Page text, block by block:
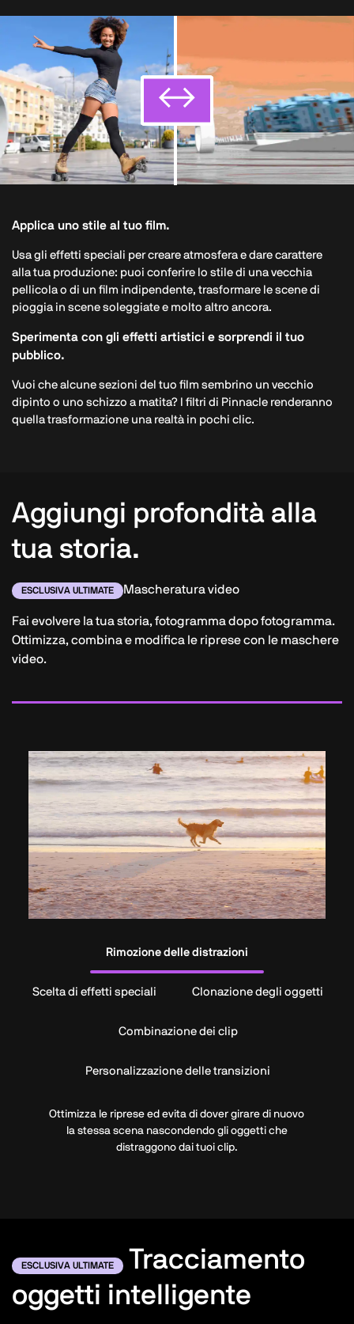
↔
↔
↔
↔
Applica uno stile al tuo film.
Usa gli effetti speciali per creare atmosfera e dare carattere
alla tua produzione: puoi conferire lo stile di una vecchia
pellicola o di un film indipendente, trasformare le scene di
pioggia in scene soleggiate e molto altro ancora.
Sperimenta con gli effetti artistici e sorprendi il tuo
pubblico.
Vuoi che alcune sezioni del tuo film sembrino un vecchio
dipinto o uno schizzo a matita? I filtri di Pinnacle renderanno
quella trasformazione una realtà in pochi clic.
Aggiungi profondità alla
tua storia.
ESCLUSIVA ULTIMATE Mascheratura video
Fai evolvere la tua storia, fotogramma dopo fotogramma.
Ottimizza, combina e modifica le riprese con le maschere
video.
Rimozione delle distrazioni
Scelta di effetti speciali Clonazione degli oggetti
Combinazione dei clip
Personalizzazione delle transizioni
Ottimizza le riprese ed evita di dover girare di nuovo
la stessa scena nascondendo gli oggetti che
distraggono dai tuoi clip.
ESCLUSIVA ULTIMATE
Tracciamento
oggetti intelligente